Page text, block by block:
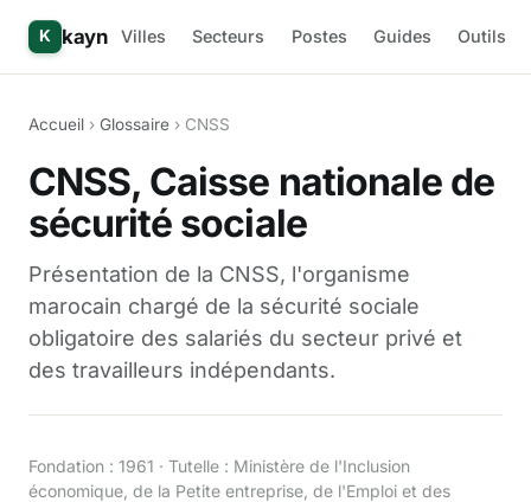
K kayn Villes Secteurs Postes Guides Outils
Accueil › Glossaire › CNSS
CNSS, Caisse nationale de
sécurité sociale
Présentation de la CNSS, l'organisme
marocain chargé de la sécurité sociale
obligatoire des salariés du secteur privé et
des travailleurs indépendants.
Fondation : 1961 · Tutelle : Ministère de l'Inclusion
économique, de la Petite entreprise, de l'Emploi et des